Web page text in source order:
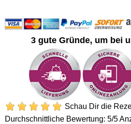
3 gute Gründe, um bei
Schau Dir die
Durchschnittliche Bewertung: 5/5